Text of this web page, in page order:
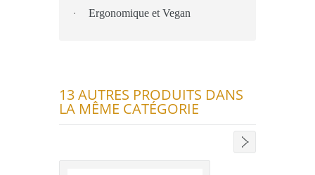
· Ergonomique et Vegan
13 AUTRES PRODUITS DANS
LA MÊME CATÉGORIE